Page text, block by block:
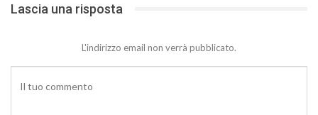
Lascia una risposta
L'indirizzo email non verrà pubblicato.